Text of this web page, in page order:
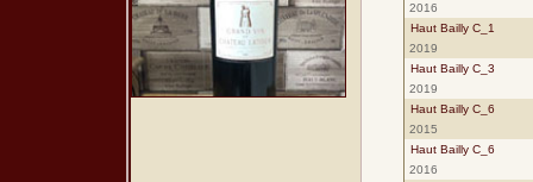
2016
Haut Bailly C_1
2019
Haut Bailly C_3
2019
Haut Bailly C_6
2015
Haut Bailly C_6
2016